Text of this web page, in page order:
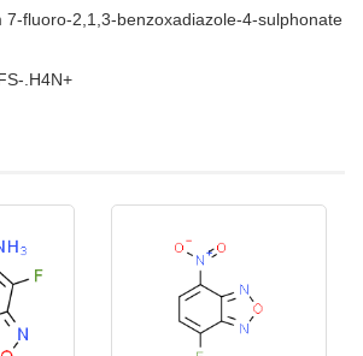
7-fluoro-2,1,3-benzoxadiazole-4-sulphonate
.H4N+